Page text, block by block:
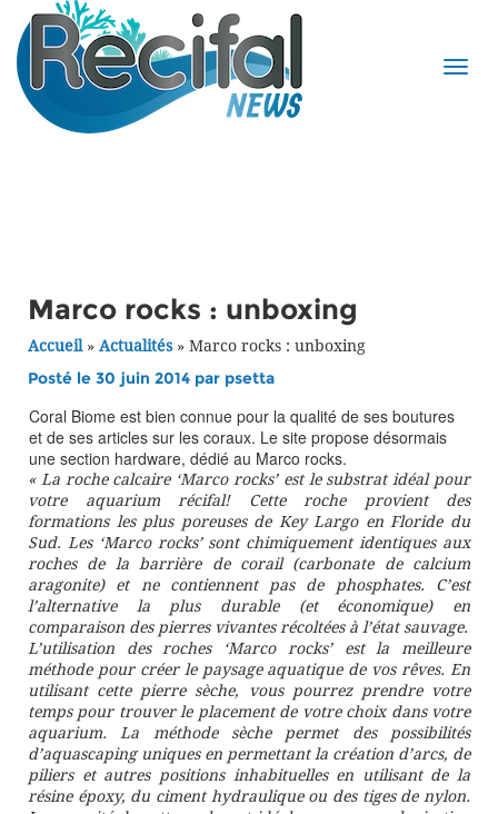
Marco rocks : unboxing
Accueil» Actualités» Marco rocks : unboxing
Posté le 30 juin 2014 par psetta
Coral Biome est bien connue pour la qualité de ses boutures
et de ses articles sur les coraux. Le site propose désormais
une section hardware, dédié au Marco rocks.
« La roche calcaire ‘Marco rocks’ est le substrat idéal pour
votre aquarium récifal! Cette roche provient des
formations les plus poreuses de Key Largo en Floride du
Sud. Les ‘Marco rocks’ sont chimiquement identiques aux
roches de la barrière de corail (carbonate de calcium
aragonite) et ne contiennent pas de phosphates. C’est
l’alternative la plus durable (et économique) en
comparaison des pierres vivantes récoltées à l’état sauvage.
L’utilisation des roches ‘Marco rocks’ est la meilleure
méthode pour créer le paysage aquatique de vos rêves. En
utilisant cette pierre sèche, vous pourrez prendre votre
temps pour trouver le placement de votre choix dans votre
aquarium. La méthode sèche permet des possibilités
d’aquascaping uniques en permettant la création d’arcs, de
piliers et autres positions inhabituelles en utilisant de la
résine époxy, du ciment hydraulique ou des tiges de nylon.